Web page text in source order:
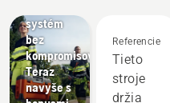
systém
bez
kompromisov.
Teraz
navyše s
Referencie
Tieto
stroje
držia